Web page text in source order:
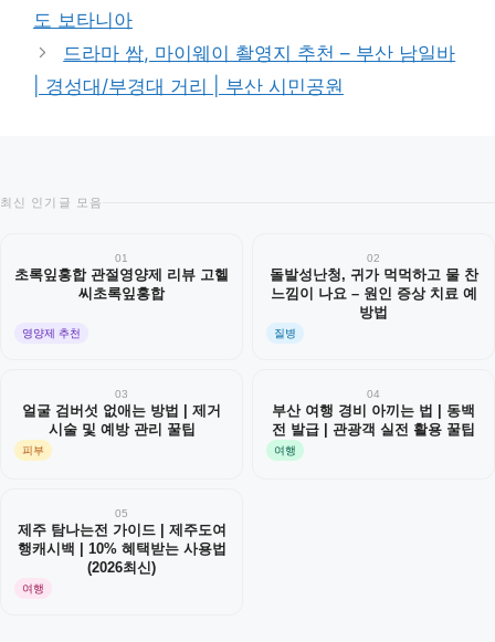
도 보타니아
드라마 쌈, 마이웨이 촬영지 추천 – 부산 남일바
| 경성대/부경대 거리 | 부산 시민공원
최신 인기글 모음
01
초록잎홍합 관절영양제 리뷰 고헬
씨초록잎홍합
영양제 추천
02
돌발성난청, 귀가 먹먹하고 물 찬
느낌이 나요 – 원인 증상 치료 예
방법
질병
03
얼굴 검버섯 없애는 방법 | 제거
시술 및 예방 관리 꿀팁
피부
04
부산 여행 경비 아끼는 법 | 동백
전 발급 | 관광객 실전 활용 꿀팁
여행
05
제주 탐나는전 가이드 | 제주도여
행캐시백 | 10% 혜택받는 사용법
(2026최신)
여행